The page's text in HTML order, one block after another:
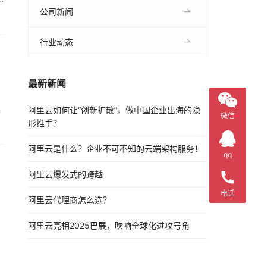
公司新闻
行业动态
最新新闻
阿里云如何让“创新扩散”，做中国企业出海的隐
形推手？
阿里云是什么？企业不可不知的云端架构服务！
阿里云爆发式的跨越
阿里云代理商怎么选？
阿里云亮相2025巴展，吹响全球化进攻号角
微信
qq
电话